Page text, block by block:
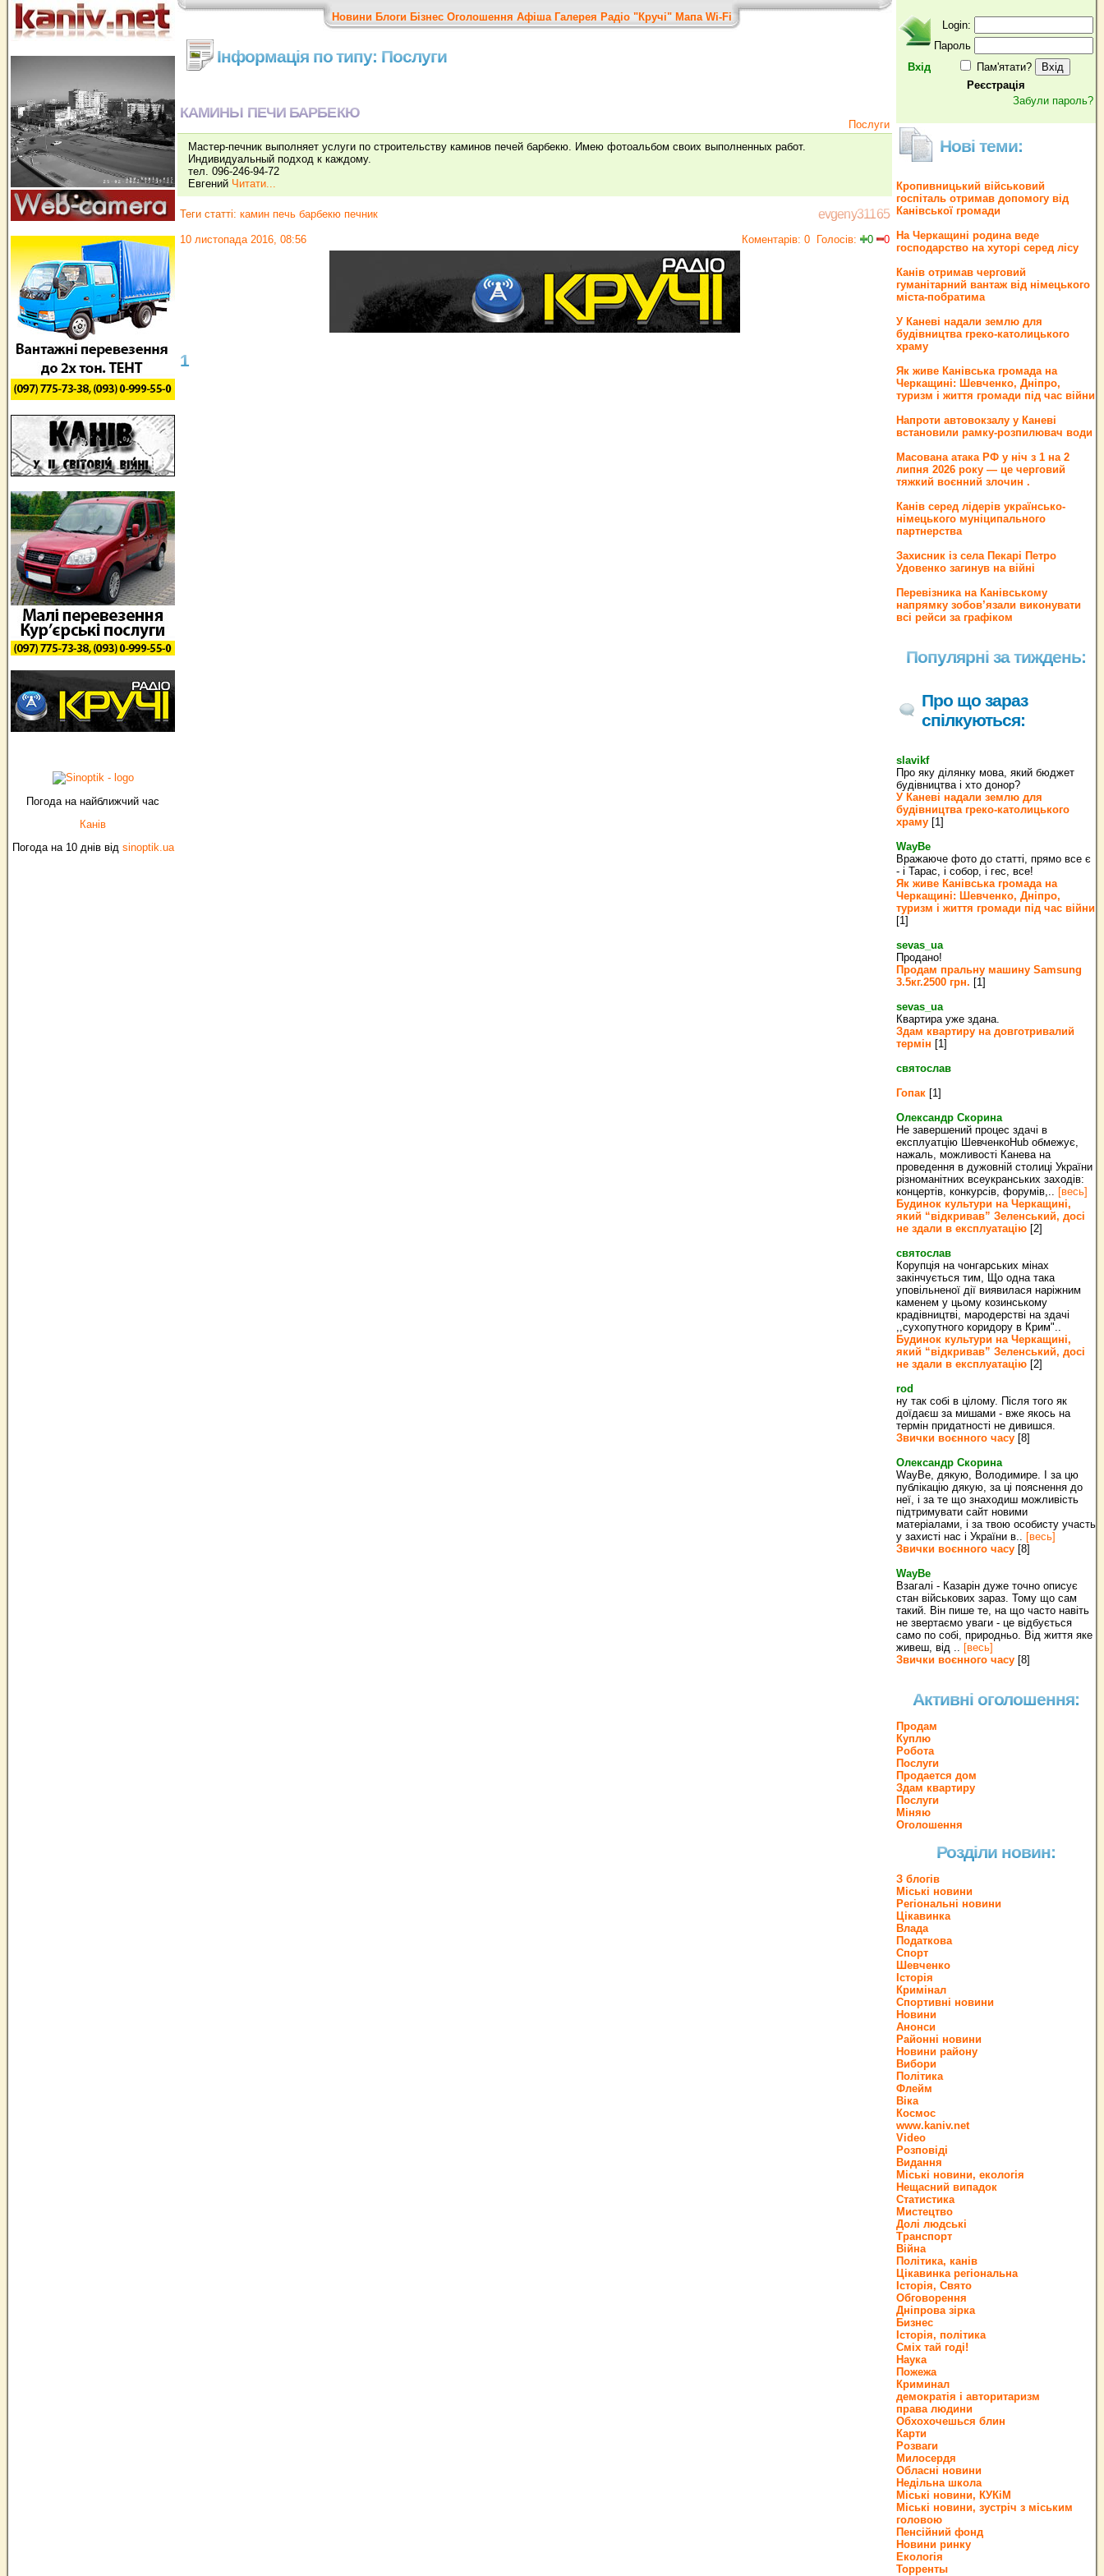
Погода на найближчий час
Канів
Погода на 10 днів від sinoptik.ua
Новини Блоги Бізнес Оголошення Афіша Галерея Радіо "Кручі" Мапа Wi-Fi
Інформація по типу: Послуги
КАМИНЫ ПЕЧИ БАРБЕКЮ
Послуги
Мастер-печник выполняет услуги по строительству каминов печей барбекю. Имею фотоальбом своих выполненных работ.
Индивидуальный подход к каждому.
тел. 096-246-94-72
Евгений Читати...
Теги статті: камин печь барбекю печник evgeny31165
10 листопада 2016, 08:56 Коментарів: 0 Голосів: 0 0
1
Вхід
Login:
Пароль
Пам'ятати?
Реєстрація
Забули пароль?
Нові теми:
Кропивницький військовий
госпіталь отримав допомогу від
Канівської громади
На Черкащині родина веде
господарство на хуторі серед лісу
Канів отримав черговий
гуманітарний вантаж від німецького
міста-побратима
У Каневі надали землю для
будівництва греко‐католицького
храму
Як живе Канівська громада на
Черкащині: Шевченко, Дніпро,
туризм і життя громади під час війни
Напроти автовокзалу у Каневі
встановили рамку-розпилювач води
Масована атака РФ у ніч з 1 на 2
липня 2026 року — це черговий
тяжкий воєнний злочин .
Канів серед лідерів українсько-
німецького муніципального
партнерства
Захисник із села Пекарі Петро
Удовенко загинув на війні
Перевізника на Канівському
напрямку зобов’язали виконувати
всі рейси за графіком
Популярні за тиждень:
Про що зараз
спілкуються:
slavikf
Про яку ділянку мова, який бюджет
будівництва і хто донор?
У Каневі надали землю для
будівництва греко‐католицького
храму [1]
WayBe
Вражаюче фото до статті, прямо все є
- і Тарас, і собор, і гес, все!
Як живе Канівська громада на
Черкащині: Шевченко, Дніпро,
туризм і життя громади під час війни
[1]
sevas_ua
Продано!
Продам пральну машину Samsung
3.5кг.2500 грн. [1]
sevas_ua
Квартира уже здана.
Здам квартиру на довготривалий
термін [1]
святослав
Гопак [1]
Олександр Скорина
Не завершений процес здачі в
експлуатцію ШевченкоHub обмежує,
нажаль, можливості Канева на
проведення в дужовній столиці України
різноманітних всеукранських заходів:
концертів, конкурсів, форумів,.. [весь]
Будинок культури на Черкащині,
який “відкривав” Зеленський, досі
не здали в експлуатацію [2]
святослав
Корупція на чонгарських мінах
закінчується тим, Що одна така
уповільненої дії виявилася наріжним
каменем у цьому козинському
крадівництві, мародерстві на здачі
,,сухопутного коридору в Крим"..
Будинок культури на Черкащині,
який “відкривав” Зеленський, досі
не здали в експлуатацію [2]
rod
ну так собі в цілому. Після того як
доїдаєш за мишами - вже якось на
термін придатності не дивишся.
Звички воєнного часу [8]
Олександр Скорина
WayBe, дякую, Володимире. І за цю
публікацію дякую, за ці пояснення до
неї, і за те що знаходиш можливість
підтримувати сайт новими
матеріалами, і за твою особисту участь
у захисті нас і України в.. [весь]
Звички воєнного часу [8]
WayBe
Взагалі - Казарін дуже точно описує
стан військових зараз. Тому що сам
такий. Він пише те, на що часто навіть
не звертаємо уваги - це відбується
само по собі, природньо. Від життя яке
живеш, від .. [весь]
Звички воєнного часу [8]
Активні оголошення:
Продам
Куплю
Робота
Послуги
Продается дом
Здам квартиру
Послуги
Міняю
Оголошення
Розділи новин:
З блогів
Міські новини
Регіональні новини
Цікавинка
Влада
Податкова
Спорт
Шевченко
Історія
Кримінал
Спортивні новини
Новини
Анонси
Районні новини
Новини району
Вибори
Політика
Флейм
Віка
Космос
www.kaniv.net
Video
Розповіді
Видання
Міські новини, екологія
Нещасний випадок
Статистика
Мистецтво
Долі людські
Транспорт
Війна
Політика, канів
Цікавинка регіональна
Історія, Свято
Обговорення
Дніпрова зірка
Бизнес
Історія, політика
Сміх тай годі!
Наука
Пожежа
Криминал
демократія і авторитаризм
права людини
Обхохочешься блин
Карти
Розваги
Милосердя
Обласні новини
Недільна школа
Міські новини, КУКіМ
Міські новини, зустріч з міським
головою
Пенсійний фонд
Новини ринку
Екологія
Торренты